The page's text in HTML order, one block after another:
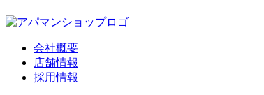
会社概要
店舗情報
採用情報